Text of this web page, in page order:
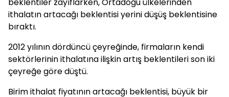
ithalatın artacağı beklentisi yerini düşüş beklentisine
bıraktı.
2012 yılının dördüncü çeyreğinde, firmaların kendi
sektörlerinin ithalatına ilişkin artış beklentileri son iki
çeyreğe göre düştü.
Birim ithalat fiyatının artacağı beklentisi, büyük bir